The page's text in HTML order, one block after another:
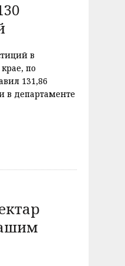
в
по
131,86
в департаменте